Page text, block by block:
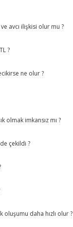
avcı ilişkisi olur mu ?
?
ne olur ?
olmak imkansız mı ?
çekildi ?
daha hızlı olur ?